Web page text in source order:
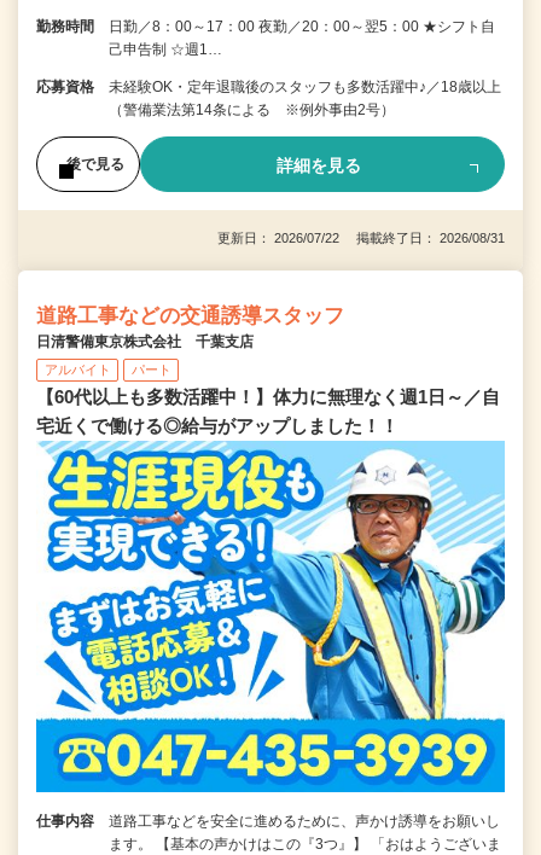
勤務時間
日勤／8：00～17：00 夜勤／20：00～翌5：00 ★シフト自
己申告制 ☆週1…
応募資格
未経験OK・定年退職後のスタッフも多数活躍中♪／18歳以上
（警備業法第14条による ※例外事由2号）
後で見る 詳細を見る
更新日： 2026/07/22 掲載終了日： 2026/08/31
道路工事などの交通誘導スタッフ
日清警備東京株式会社 千葉支店
アルバイト パート
【60代以上も多数活躍中！】体力に無理なく週1日～／自
宅近くで働ける◎給与がアップしました！！
仕事内容
道路工事などを安全に進めるために、声かけ誘導をお願いし
ます。 【基本の声かけはこの『3つ』】 「おはようございま